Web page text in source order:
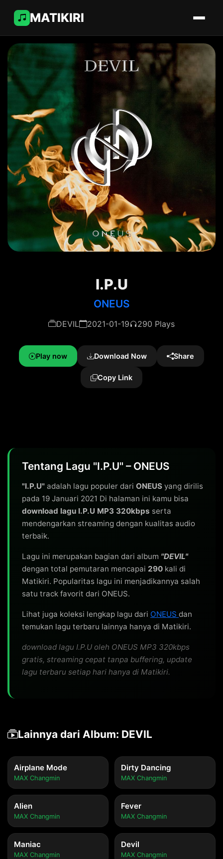
MATIKIRI
I.P.U
ONEUS
DEVIL 2021-01-19 290 Plays
Play now Download Now Share
Copy Link
Tentang Lagu "I.P.U" – ONEUS
"I.P.U" adalah lagu populer dari ONEUS yang dirilis
pada 19 Januari 2021 Di halaman ini kamu bisa
download lagu I.P.U MP3 320kbps serta
mendengarkan streaming dengan kualitas audio
terbaik.
Lagu ini merupakan bagian dari album "DEVIL"
dengan total pemutaran mencapai 290 kali di
Matikiri. Popularitas lagu ini menjadikannya salah
satu track favorit dari ONEUS.
Lihat juga koleksi lengkap lagu dari ONEUS dan
temukan lagu terbaru lainnya hanya di Matikiri.
download lagu I.P.U oleh ONEUS MP3 320kbps
gratis, streaming cepat tanpa buffering, update
lagu terbaru setiap hari hanya di Matikiri.
Lainnya dari Album: DEVIL
Airplane Mode
MAX Changmin
Dirty Dancing
MAX Changmin
Alien
MAX Changmin
Fever
MAX Changmin
Maniac
MAX Changmin
Devil
MAX Changmin